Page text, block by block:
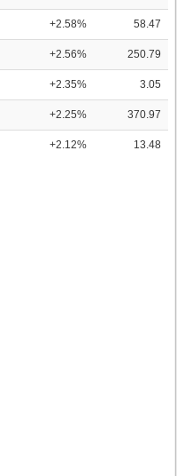
+2.58% 58.47
+2.56% 250.79
+2.35% 3.05
+2.25% 370.97
+2.12% 13.48